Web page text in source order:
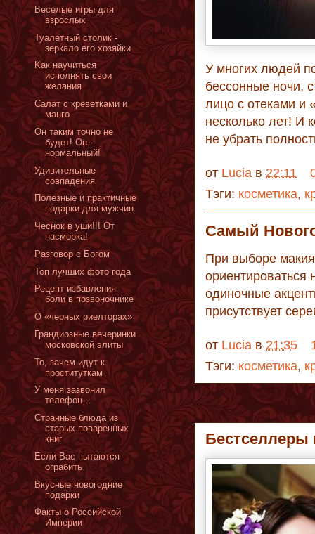
У многих людей
бессонные ночи,
лицо с отеками и
несколько лет! И
не убрать
от Lucia в 22:11
Тэги: косметика,
Самый
При выборе
ориентироваться
одиночные
присутствует
от Lucia в 21:35
Тэги: косметика,
Бестселлеры
Веселые игры для
взрослых
Туалетный столик -
зеркало его хозяйки
Kак научиться
исполнять свои
желания
Салат с креветками и
манго
Он таким точно не
будет! Он -
нормальный!
Удивительные
совпадения
Полезные и практичные
подарки для мужчин
Чеснок в уши!!! От
насморка!
Разговор с Богом
Топ лучших фото года
Рецепт избавления
боли в позвоночнике
О «черных риелторах»
Грандиозные вечеринки
московской элиты
То, зачем идут к
проституткам
У меня зазвонил
телефон…
Странные блюда из
старых поваренных
книг
Если Вас пытаются
ограбить
Вкусные новогодние
подарки
Факты о Российской
Империи